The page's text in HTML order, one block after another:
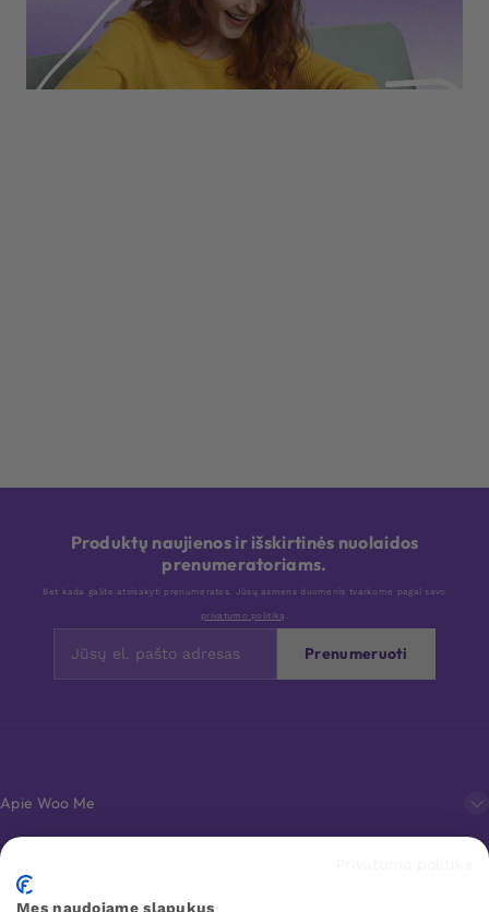
Produktų naujienos ir išskirtinės nuolaidos
prenumeratoriams.
Bet kada galite atsisakyti prenumeratos. Jūsų asmens duomenis tvarkome pagal savo
privatumo politiką
Prenumeruoti
Apie Woo Me
Klientų aptarnavimas
Mes naudojame slapukus